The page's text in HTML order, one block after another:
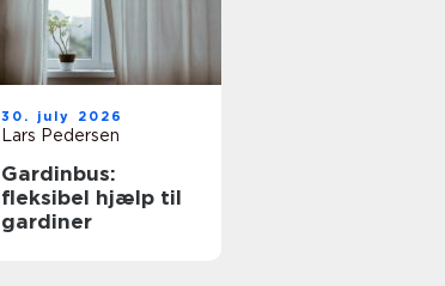
30. july 2026
Lars Pedersen
Gardinbus:
fleksibel hjælp til
gardiner